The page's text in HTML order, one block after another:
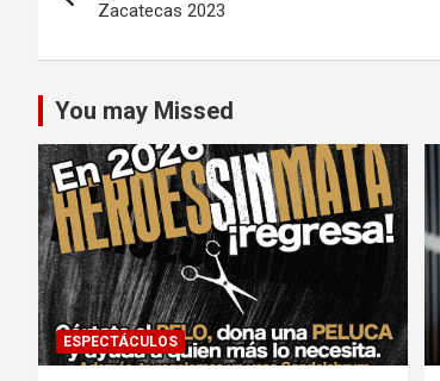
de
entradas
Zacatecas 2023
You may Missed
ESPECTÁCULOS